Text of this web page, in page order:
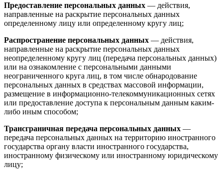
Предоставление персональных данных — действия,
направленные на раскрытие персональных данных
определенному лицу или определенному кругу лиц;
Распространение персональных данных — действия,
направленные на раскрытие персональных данных
неопределенному кругу лиц (передача персональных данных)
или на ознакомление с персональными данными
неограниченного круга лиц, в том числе обнародование
персональных данных в средствах массовой информации,
размещение в информационно-телекоммуникационных сетях
или предоставление доступа к персональным данным каким-
либо иным способом;
Трансграничная передача персональных данных —
передача персональных данных на территорию иностранного
государства органу власти иностранного государства,
иностранному физическому или иностранному юридическому
лицу;